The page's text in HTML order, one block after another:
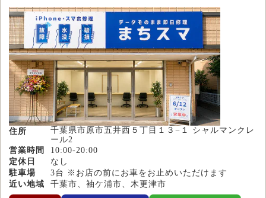
住所
千葉県市原市五井西５丁目１３−１ シャルマンクレ
ール2
営業時間
10:00-20:00
定休日
なし
駐車場
3台 ※お店の前にお車をお止めいただけます
近い地域
千葉市、袖ケ浦市、木更津市